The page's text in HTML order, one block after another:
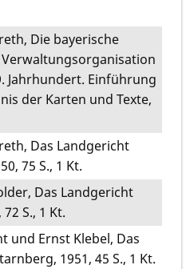
Die bayerische
Jahrhundert. Einführung
der Karten und Texte,
Das Landgericht
75 S., 1 Kt.
Das Landgericht
S., 1 Kt.
und Ernst Klebel, Das
1951, 45 S., 1 Kt.